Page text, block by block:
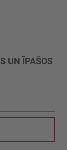
UN ĪPAŠOS